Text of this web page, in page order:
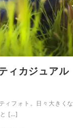
ィカジュアル
ィフォト。日々大きくな
と […]